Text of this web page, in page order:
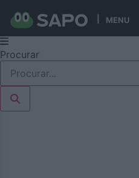
MENU
Pular
para
conteúdo
Procurar